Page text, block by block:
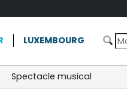
LUXEMBOURG
Spectacle musical